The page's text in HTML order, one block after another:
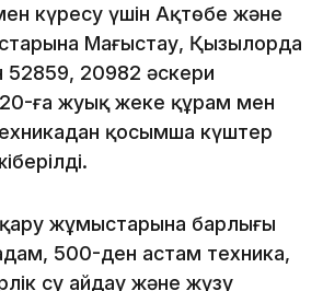
күресу үшін Ақтөбе және
Маңғыстау, Қызылорда
20982 әскери
ға жуық жеке құрам мен
қосымша күштер
жұмыстарына барлығы
500-ден астам техника,
су айдау және жүзу